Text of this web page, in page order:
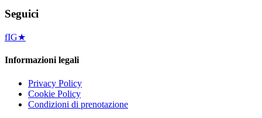
Seguici
fIG★
Informazioni legali
Privacy Policy
Cookie Policy
Condizioni di prenotazione